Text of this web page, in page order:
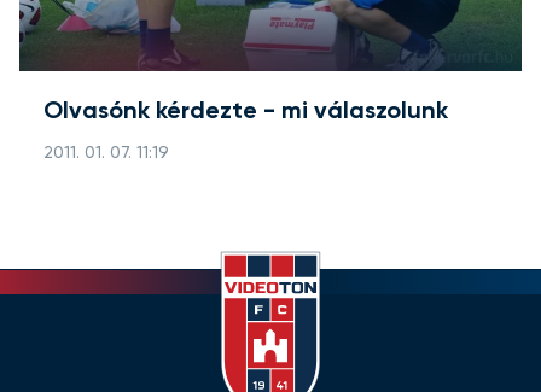
Olvasónk kérdezte - mi válaszolunk
2011. 01. 07. 11:19